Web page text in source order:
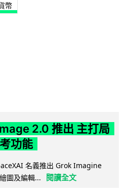
幣
2.0 推出 主打局
功能
名義推出 Grok Imagine
圖及編輯...
閱讀全文